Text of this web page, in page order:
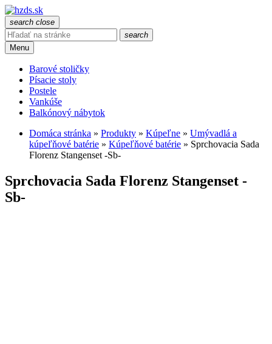
search close
search
Menu
Barové stoličky
Písacie stoly
Postele
Vankúše
Balkónový nábytok
Domáca stránka » Produkty » Kúpeľne » Umývadlá a
kúpeľňové batérie » Kúpeľňové batérie » Sprchovacia Sada
Florenz Stangenset -Sb-
Sprchovacia Sada Florenz Stangenset -
Sb-